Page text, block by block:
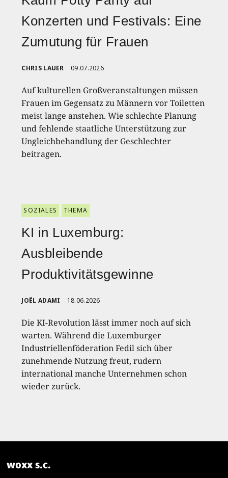
Konzerten und Festivals: Eine
Zumutung für Frauen
CHRIS LAUER 09.07.2026
Auf kulturellen Großveranstaltungen müssen
Frauen im Gegensatz zu Männern vor Toiletten
meist lange anstehen. Wie schlechte Planung
und fehlende staatliche Unterstützung zur
Ungleichbehandlung der Geschlechter
beitragen.
SOZIALES THEMA
KI in Luxemburg:
Ausbleibende
Produktivitätsgewinne
JOËL ADAMI 18.06.2026
Die KI-Revolution lässt immer noch auf sich
warten. Während die Luxemburger
Industriellenföderation Fedil sich über
zunehmende Nutzung freut, rudern
international manche Unternehmen schon
wieder zurück.
woxx s.c.